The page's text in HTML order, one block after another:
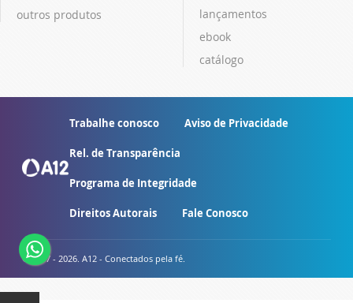
outros produtos
lançamentos
ebook
catálogo
Trabalhe conosco Aviso de Privacidade
Rel. de Transparência
Programa de Integridade
Direitos Autorais Fale Conosco
© 2007 - 2026. A12 - Conectados pela fé.